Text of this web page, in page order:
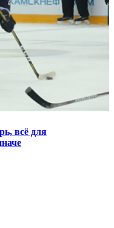
всё для